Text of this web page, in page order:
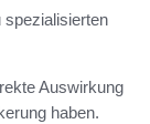
spezialisierten
Auswirkung
haben.